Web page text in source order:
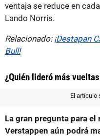
ventaja se reduce en
Lando Norris.
Relacionado: ¡Destapan
Bull!
¿Quién lideró más
El artículo
La gran pregunta para
Verstappen aún podrá